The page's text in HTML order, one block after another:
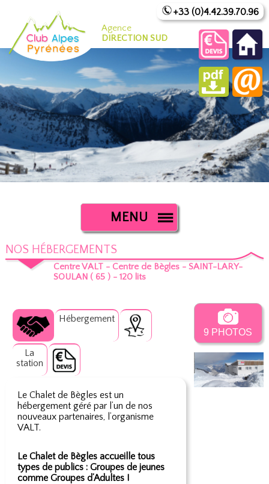
Agence
DIRECTION SUD
+33 (0)4.42.39.70.96
MENU
NOS HÉBERGEMENTS
Centre VALT - Centre de Bègles - SAINT-LARY-
SOULAN ( 65 ) - 120 lits
Hébergement
La
station
Le Chalet de Bègles est un
hébergement géré par l’un de nos
nouveaux partenaires, l’organisme
VALT.
Le Chalet de Bègles accueille tous
types de publics : Groupes de jeunes
comme Groupes d’Adultes !
9 PHOTOS